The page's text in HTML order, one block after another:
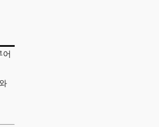
어